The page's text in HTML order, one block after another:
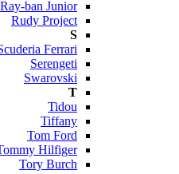
Ray-ban Junior
Rudy Project
S
Ferrari
Serengeti
Swarovski
T
Tidou
Tiffany
Tom Ford
Hilfiger
Tory Burch